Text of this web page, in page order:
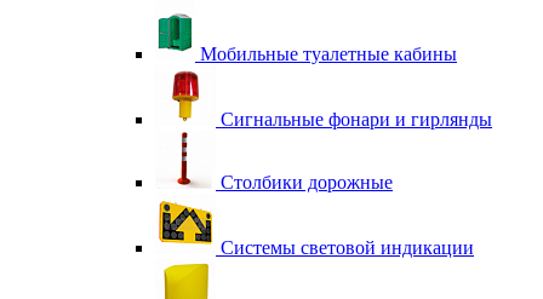
Мобильные туалетные кабины
Сигнальные фонари и гирлянды
Столбики дорожные
Системы световой индикации